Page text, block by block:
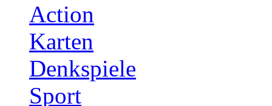
Action
Karten
Denkspiele
Sport